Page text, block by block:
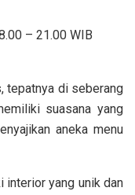
– 21.00 WIB
tepatnya di seberang
suasana yang
aneka menu
interior yang unik dan